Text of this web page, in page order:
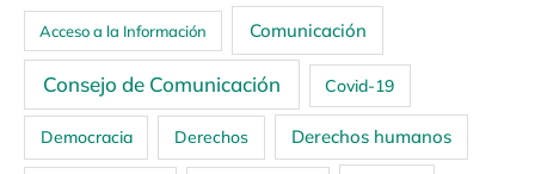
Acceso a la Información Comunicación
Consejo de Comunicación Covid-19
Democracia Derechos Derechos humanos